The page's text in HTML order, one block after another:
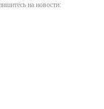
на новости: